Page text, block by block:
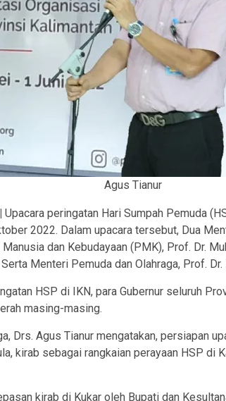
Agus Tianur
Upacara peringatan Hari Sumpah Pemuda
2022. Dalam upacara tersebut, Dua
dan Kebudayaan (PMK), Prof. Dr.
Menteri Pemuda dan Olahraga, Prof. Dr.
HSP di IKN, para Gubernur seluruh
masing-masing.
Drs. Agus Tianur mengatakan, persiapan
kirab sebagai rangkaian perayaan HSP di
kirab di Kukar oleh Bupati dan